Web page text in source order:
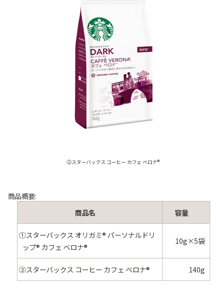
②スターバックス コーヒー カフェ ベロナ®
商品概要:
商品名
容量
①スターバックス オリガミ® パーソナルドリ
ップ® カフェ ベロナ®
10g×5袋
②スターバックス コーヒー カフェ ベロナ® 140g